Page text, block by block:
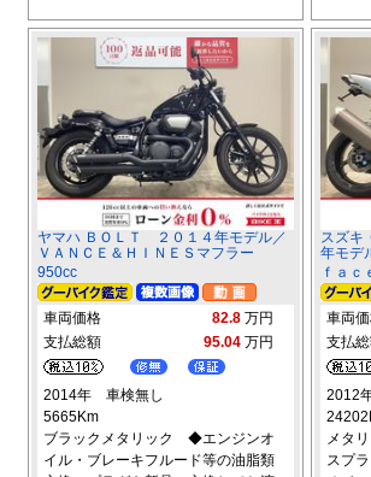
ヤマハ ＢＯＬＴ ２０１４年モデル／
ＶＡＮＣＥ＆ＨＩＮＥＳマフラー
950cc
車両価格 82.8 万円
支払総額
95.04 万円
2014年 車検無し
5665Km
ブラックメタリック ◆エンジンオ
イル・ブレーキフルード等の油脂類
スズキ
年モデ
ｆａ
車両
支払
2012
メタ
スプ